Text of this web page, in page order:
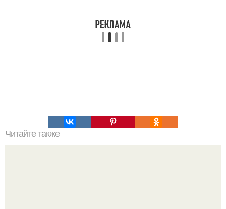
Читайте также